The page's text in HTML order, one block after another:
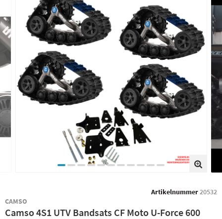
Artikelnummer20532
CAMSO
Camso 4S1 UTV Bandsats CF Moto U-Force 600